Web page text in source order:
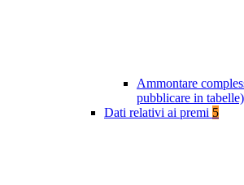
Ammontare
pubblicare in tabelle)
Dati relativi ai premi 5